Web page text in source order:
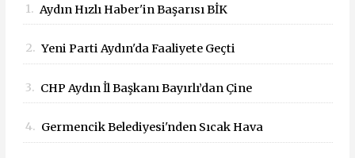
1. Aydın Hızlı Haber'in Başarısı BİK
2. Yeni Parti Aydın'da Faaliyete Geçti
3. CHP Aydın İl Başkanı Bayırlı’dan Çine
4. Germencik Belediyesi'nden Sıcak Hava